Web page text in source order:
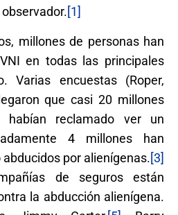
[1]
millones de personas han
en todas las principales
Varias encuestas (Roper,
que casi 20 millones
habían reclamado ver un
4 millones han
por alienígenas.[3]
de seguros están
la abducción alienígena.